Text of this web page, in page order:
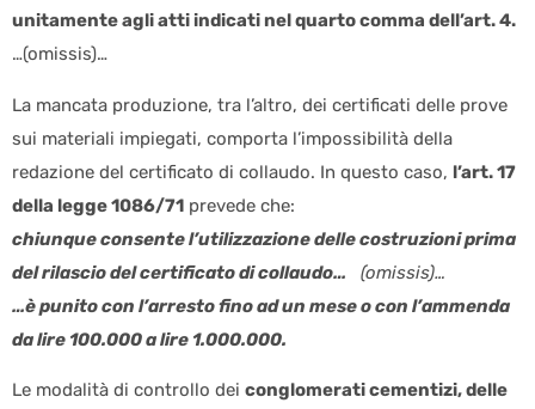
unitamente agli atti indicati nel quarto comma dell’art. 4.
…(omissis)…
La mancata produzione, tra l’altro, dei certificati delle prove
sui materiali impiegati, comporta l’impossibilità della
redazione del certificato di collaudo. In questo caso, l’art. 17
della legge 1086/71 prevede che:
chiunque consente l’utilizzazione delle costruzioni prima
del rilascio del certificato di collaudo… (omissis)…
…è punito con l’arresto fino ad un mese o con l’ammenda
da lire 100.000 a lire 1.000.000.
Le modalità di controllo dei conglomerati cementizi, delle